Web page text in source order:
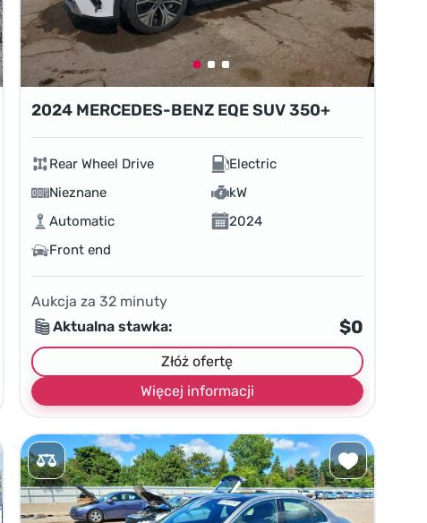
2024 MERCEDES-BENZ EQE SUV 350+
Rear Wheel Drive
Electric
Nieznane
kW
Automatic
2024
Front end
Aukcja za 32minuty
Aktualna stawka:
$0
Złóż ofertę
Więcej informacji